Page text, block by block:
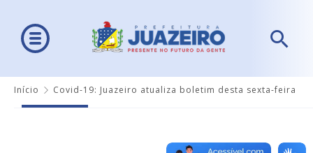
Início Covid-19: Juazeiro atualiza boletim desta sexta-feira